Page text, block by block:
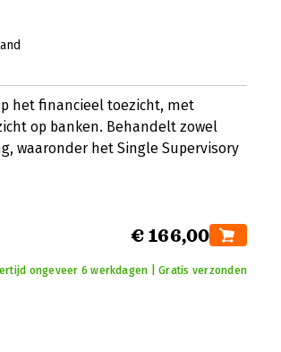
het financieel toezicht, met
op banken. Behandelt zowel
waaronder het Single Supervisory
€ 166,00
ongeveer 6 werkdagen | Gratis verzonden